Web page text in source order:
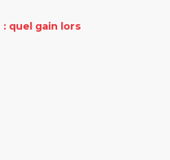
quel gain lors